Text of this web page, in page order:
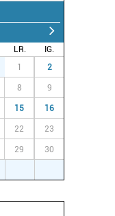
LR.
IG.
1 2
8 9
15 16
22 23
29 30